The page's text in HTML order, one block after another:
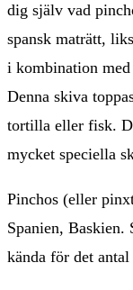
dig själv vad
spansk maträtt,
i kombination
Denna skiva
tortilla eller fisk.
mycket speciella
Pinchos (eller
Spanien, Baskien.
kända för det